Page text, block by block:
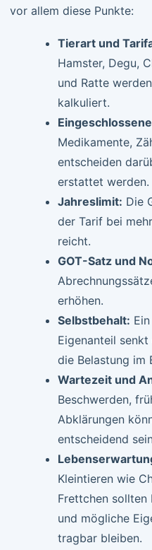
vor allem diese Punkte:
Tierart und
Hamster, Degu,
und Ratte
kalkuliert.
Medikamente,
entscheiden
erstattet werden.
Jahreslimit: Die
der Tarif bei
reicht.
GOT-Satz und
erhöhen.
Selbstbehalt:
Eigenanteil
die Belastung im
Wartezeit und
Beschwerden,
Abklärungen
entscheidend
Kleintieren wie
Frettchen sollten
und mögliche
tragbar bleiben.